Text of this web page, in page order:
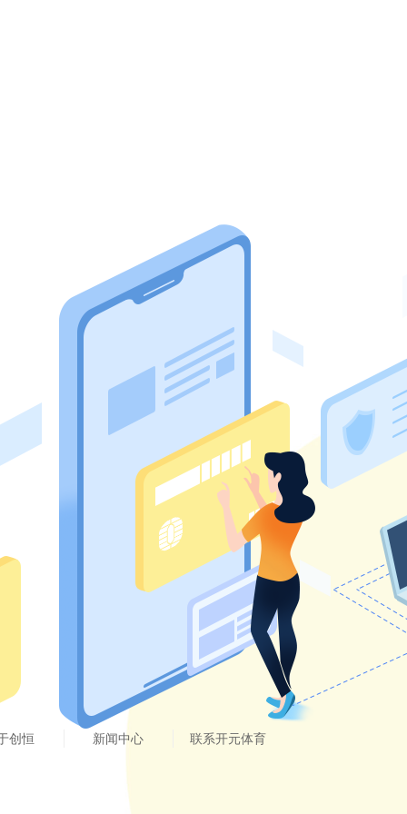
创恒 新闻中心 联系开元体育